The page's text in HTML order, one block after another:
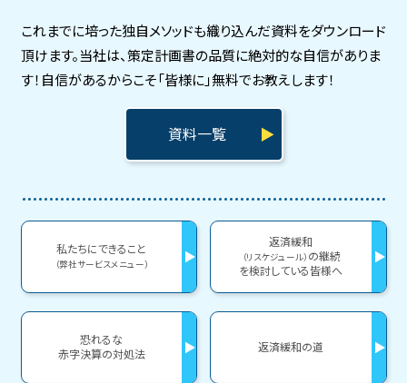
これまでに培った独自メソッドも織り込んだ資料をダウンロード
頂けます。 当社は、策定計画書の品質に絶対的な自信がありま
す！ 自信があるからこそ「皆様に」無料でお教えします！
資料一覧
私たちにできること
（弊社サービスメニュー）
返済緩和
（リスケジュール） の継続
を検討している皆様へ
恐れるな
赤字決算の対処法
返済緩和の道